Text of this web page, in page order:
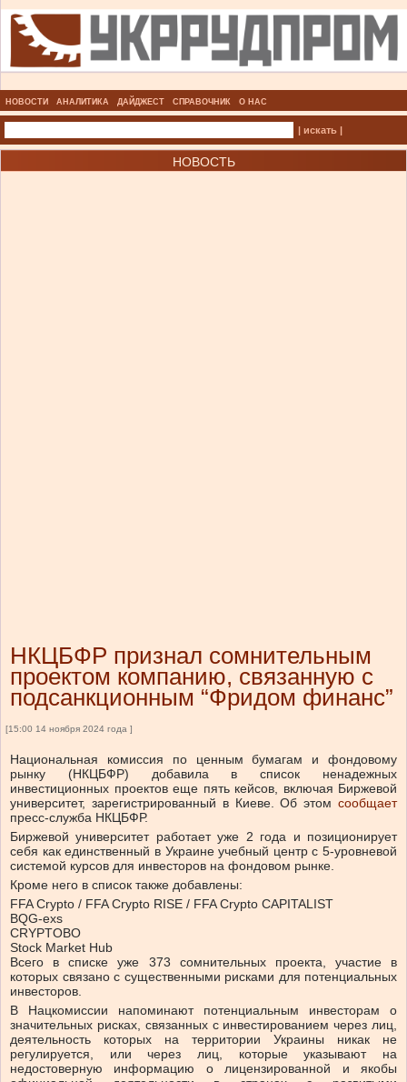
НОВОСТИ АНАЛИТИКА ДАЙДЖЕСТ СПРАВОЧНИК О НАС
| искать |
НОВОСТЬ
НКЦБФР признал сомнительным
проектом компанию, связанную с
подсанкционным “Фридом финанс”
[15:00 14 ноября 2024 года ]
Национальная комиссия по ценным бумагам и фондовому
рынку (НКЦБФР) добавила в список ненадежных
инвестиционных проектов еще пять кейсов, включая Биржевой
университет, зарегистрированный в Киеве. Об этом сообщает
пресс-служба НКЦБФР.
Биржевой университет работает уже 2 года и позиционирует
себя как единственный в Украине учебный центр с 5-уровневой
системой курсов для инвесторов на фондовом рынке.
Кроме него в список также добавлены:
FFA Crypto / FFA Crypto RISE / FFA Crypto CAPITALIST
BQG-exs
CRYPTOBO
Stock Market Hub
Всего в списке уже 373 сомнительных проекта, участие в
которых связано с существенными рисками для потенциальных
инвесторов.
В Нацкомиссии напоминают потенциальным инвесторам о
значительных рисках, связанных с инвестированием через лиц,
деятельность которых на территории Украины никак не
регулируется, или через лиц, которые указывают на
недостоверную информацию о лицензированной и якобы